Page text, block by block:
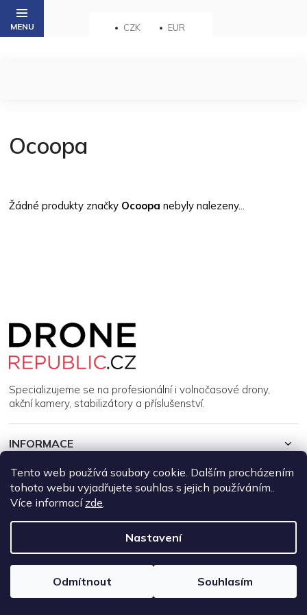
Tento web používá soubory cookie. Dalším procházením
tohoto webu vyjadřujete souhlas s jejich používáním..
Více informací zde.
Nastavení
Odmítnout Souhlasím
Přejít
obsah
CZK EUR
Ocoopa
Žádné produkty značky Ocoopa nebyly nalezeny...
Specializujeme se na profesionální i volnočasové drony,
akční kamery, stabilizátory a příslušenství.
INFORMACE
MŮJ ÚČET
Copyright 2026DroneRepublic.cz. Všechna práva vyhrazena.
Upravit nastavení cookies